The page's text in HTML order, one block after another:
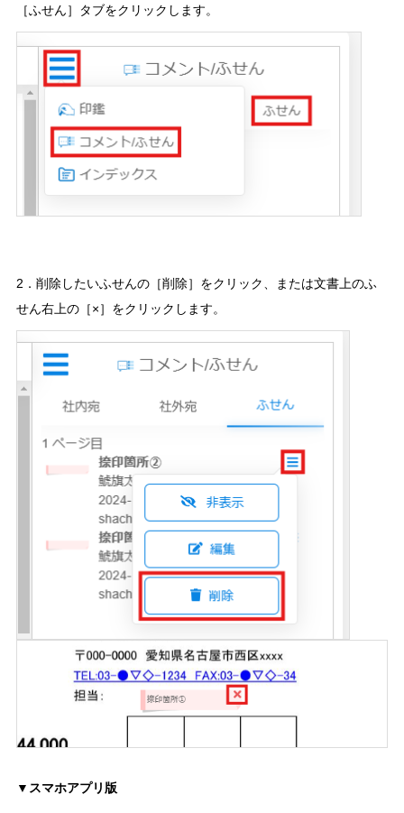
［ふせん］タブをクリックします。
2．削除したいふせんの［削除］をクリック、または文書上のふ
せん右上の［×］をクリックします。
▼スマホアプリ版